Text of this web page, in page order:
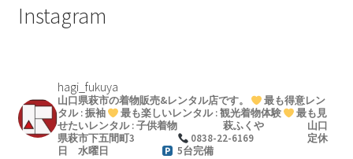
ー
ン
Instagram
hagi_fukuya
山口県萩市の着物販売&レンタル店です。
最も得意レン
タル : 振袖
最も楽しいレンタル : 観光着物体験
最も見
せたいレンタル : 子供着物
萩ふくや山口
県萩市下五間町3
0838-22-6169定休
日 水曜日
5台完備